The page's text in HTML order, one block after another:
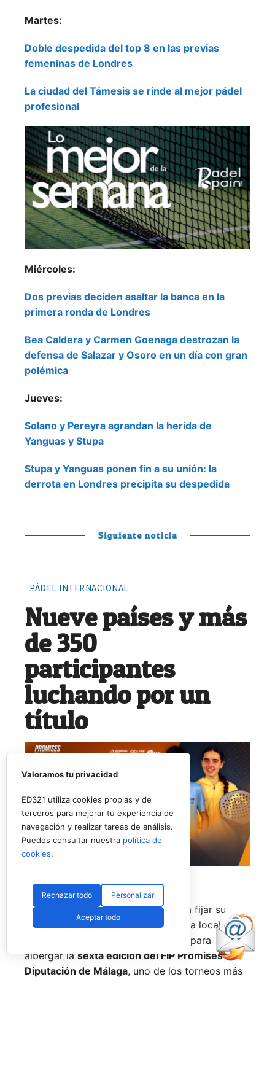
Martes:
Doble despedida del top 8 en las previas
femeninas de Londres
La ciudad del Támesis se rinde al mejor pádel
profesional
Miércoles:
Dos previas deciden asaltar la banca en la
primera ronda de Londres
Bea Caldera y Carmen Goenaga destrozan la
defensa de Salazar y Osoro en un día con gran
polémica
Jueves:
Solano y Pereyra agrandan la herida de
Yanguas y Stupa
Stupa y Yanguas ponen fin a su unión: la
derrota en Londres precipita su despedida
Siguiente noticia
PÁDEL INTERNACIONAL
Nueve países y más
de 350
participantes
luchando por un
título
El pádel base internacional vuelve a fijar su
mirada en la provincia de Málaga. La localidad
se prepara para
albergar lasexta edición del FIP Promises
Diputación de Málaga, uno de los torneos más
Valoramos tu privacidad
EDS21 utiliza cookies propias y de
terceros para mejorar tu experiencia de
navegación y realizar tareas de análisis.
Puedes consultar nuestra política de
cookies.
Rechazar todo Personalizar
Aceptar todo